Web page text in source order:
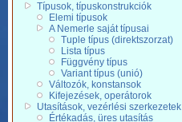
Típusok, típuskonstrukciók
Elemi típusok
A Nemerle saját típusai
Tuple típus (direktszorzat)
Lista típus
Függvény típus
Variant típus (unió)
Változók, konstansok
Kifejezések, operátorok
Utasítások, vezérlési szerkezetek
Értékadás, üres utasítás